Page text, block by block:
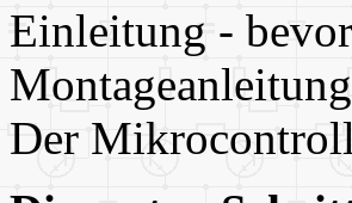
Einleitung -
Der